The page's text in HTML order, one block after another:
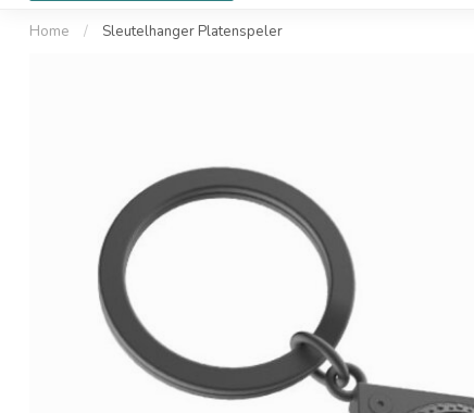
Home / Sleutelhanger Platenspeler